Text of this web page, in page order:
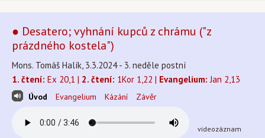
● Desatero; vyhnání kupců z chrámu ("z
prázdného kostela")
Mons. Tomáš Halík, 3.3.2024 - 3. neděle postní
1. čtení: Ex 20,1 | 2. čtení: 1Kor 1,22 | Evangelium: Jan 2,13
Úvod Evangelium Kázání Závěr
videozáznam